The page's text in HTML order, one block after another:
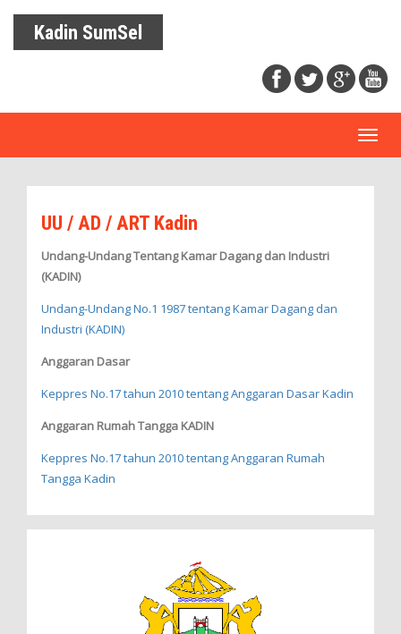
Kadin SumSel
UU / AD / ART Kadin
Undang-Undang Tentang Kamar Dagang dan Industri
(KADIN)
Undang-Undang No.1 1987 tentang Kamar Dagang dan
Industri (KADIN)
Anggaran Dasar
Keppres No.17 tahun 2010 tentang Anggaran Dasar Kadin
Anggaran Rumah Tangga KADIN
Keppres No.17 tahun 2010 tentang Anggaran Rumah
Tangga Kadin